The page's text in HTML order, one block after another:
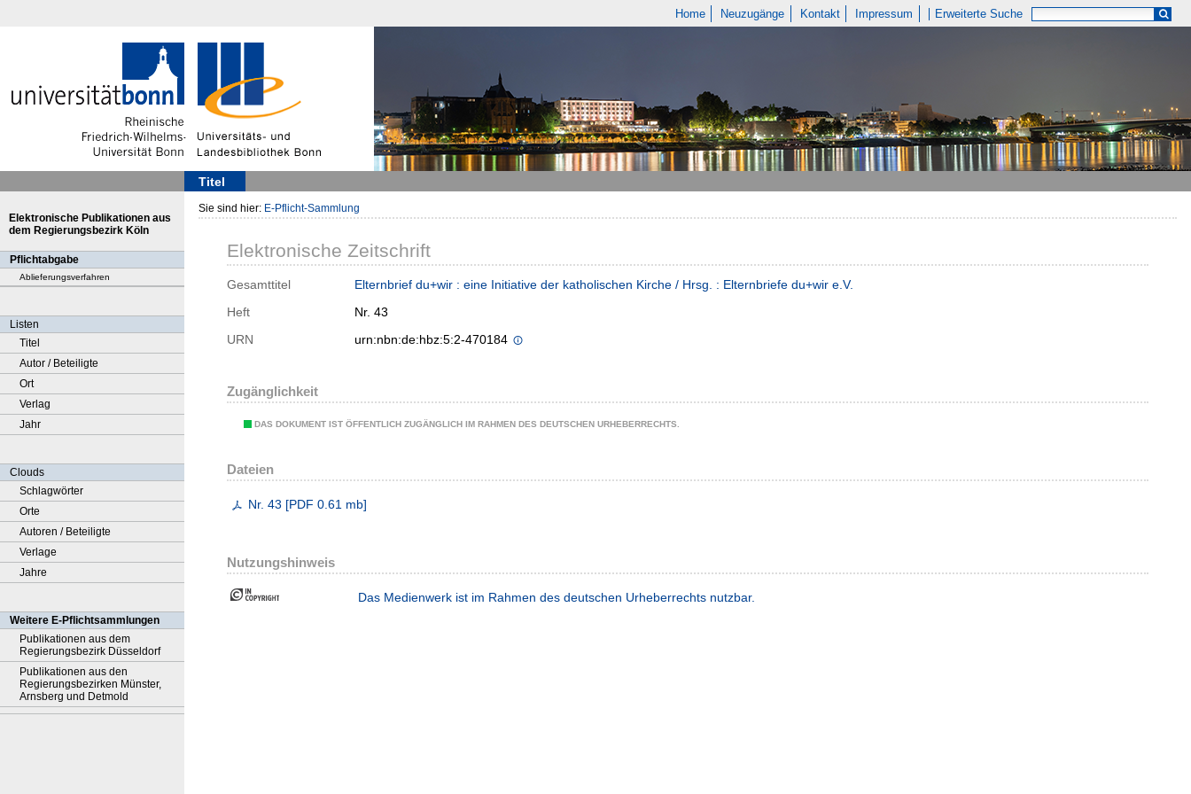
Home Neuzugänge Kontakt Impressum Erweiterte Suche
Titel
Elektronische Publikationen aus
dem Regierungsbezirk Köln
Pflichtabgabe
Ablieferungsverfahren
Listen
Titel
Autor / Beteiligte
Ort
Verlag
Jahr
Clouds
Schlagwörter
Orte
Autoren / Beteiligte
Verlage
Jahre
Weitere E-Pflichtsammlungen
Publikationen aus dem
Regierungsbezirk Düsseldorf
Publikationen aus den
Regierungsbezirken Münster,
Arnsberg und Detmold
Sie sind hier: E-Pflicht-Sammlung
Elektronische Zeitschrift
Gesamttitel
Elternbrief du+wir : eine Initiative der katholischen Kirche / Hrsg. : Elternbriefe du+wir e.V.
Heft
Nr. 43
URN
urn:nbn:de:hbz:5:2-470184
Zugänglichkeit
DAS DOKUMENT IST ÖFFENTLICH ZUGÄNGLICH IM RAHMEN DES DEUTSCHEN URHEBERRECHTS.
Dateien
Nr. 43 [PDF 0.61 mb]
Nutzungshinweis
Das Medienwerk ist im Rahmen des deutschen Urheberrechts nutzbar.